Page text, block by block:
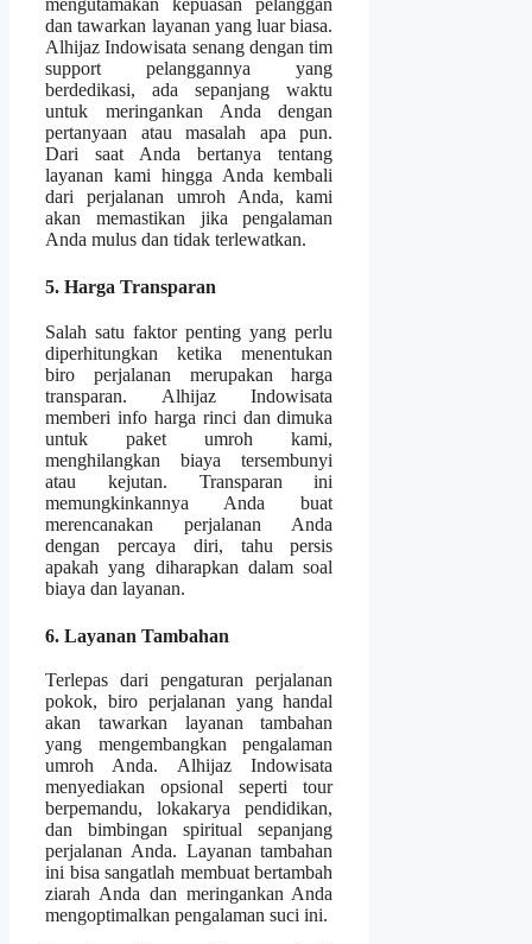
mengutamakan kepuasan pelanggan
dan tawarkan layanan yang luar biasa.
Alhijaz Indowisata senang dengan tim
support pelanggannya yang
berdedikasi, ada sepanjang waktu
untuk meringankan Anda dengan
pertanyaan atau masalah apa pun.
Dari saat Anda bertanya tentang
layanan kami hingga Anda kembali
dari perjalanan umroh Anda, kami
akan memastikan jika pengalaman
Anda mulus dan tidak terlewatkan.
5. Harga Transparan
Salah satu faktor penting yang perlu
diperhitungkan ketika menentukan
biro perjalanan merupakan harga
transparan. Alhijaz Indowisata
memberi info harga rinci dan dimuka
untuk paket umroh kami,
menghilangkan biaya tersembunyi
atau kejutan. Transparan ini
memungkinkannya Anda buat
merencanakan perjalanan Anda
dengan percaya diri, tahu persis
apakah yang diharapkan dalam soal
biaya dan layanan.
6. Layanan Tambahan
Terlepas dari pengaturan perjalanan
pokok, biro perjalanan yang handal
akan tawarkan layanan tambahan
yang mengembangkan pengalaman
umroh Anda. Alhijaz Indowisata
menyediakan opsional seperti tour
berpemandu, lokakarya pendidikan,
dan bimbingan spiritual sepanjang
perjalanan Anda. Layanan tambahan
ini bisa sangatlah membuat bertambah
ziarah Anda dan meringankan Anda
mengoptimalkan pengalaman suci ini.